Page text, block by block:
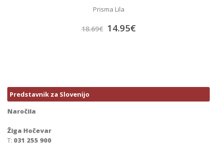
Prisma Lila
18.69€ 14.95€
Predstavnik za Slovenijo
Naročila
Žiga Hočevar
T: 031 255 900